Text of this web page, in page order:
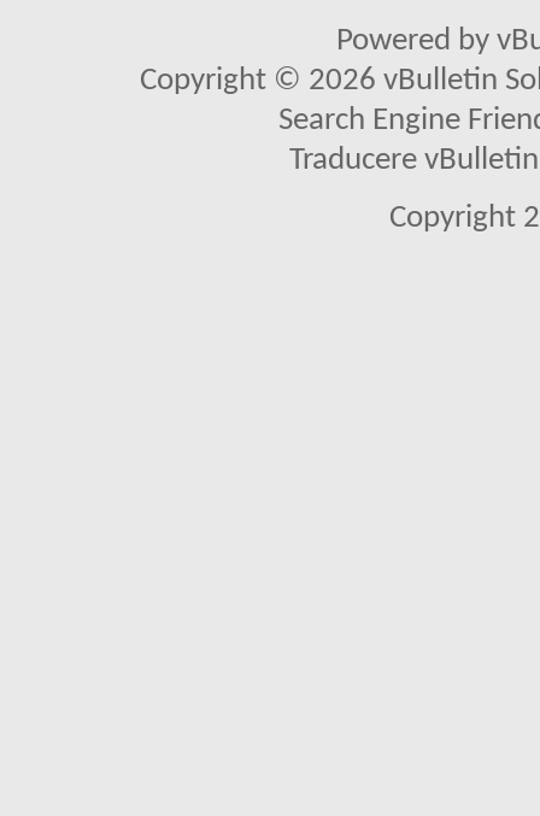
Powered by
Copyright © 2026 vBulletin
Search Engine
Traducere
Copyright